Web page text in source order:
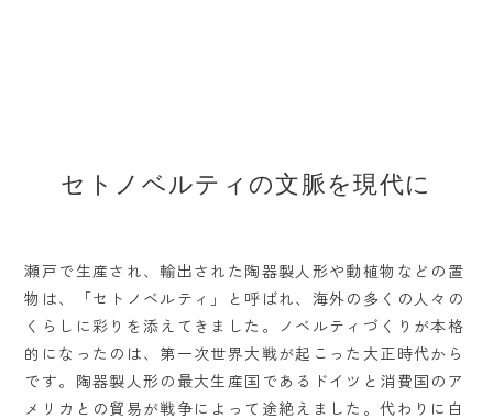
セトノベルティの文脈を現代に
瀬戸で生産され、輸出された陶器製人形や動植物などの置
物は、「セトノベルティ」と呼ばれ、海外の多くの人々の
くらしに彩りを添えてきました。ノベルティづくりが本格
的になったのは、第一次世界大戦が起こった大正時代から
です。陶器製人形の最大生産国であるドイツと消費国のア
メリカとの貿易が戦争によって途絶えました。代わりに白